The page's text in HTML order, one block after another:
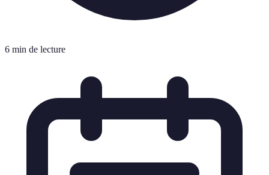
6 min de lecture